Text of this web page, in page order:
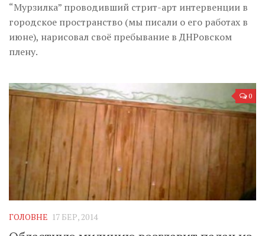
“Мурзилка” проводивший стрит-арт интервенции в
городское пространство (мы писали о его работах в
июне), нарисовал своё пребывание в ДНРовском
плену.
0
ГОЛОВНЕ 17 БЕР, 2014